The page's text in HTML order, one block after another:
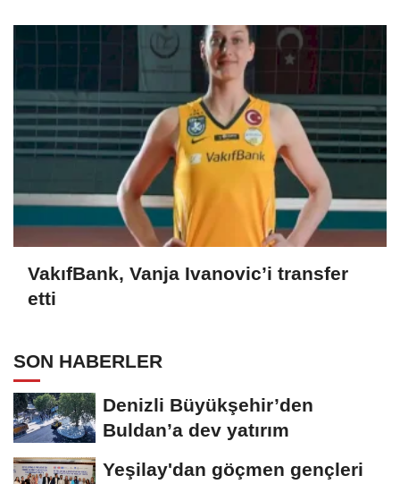
VakıfBank, Vanja Ivanovic’i transfer
etti
SON HABERLER
Denizli Büyükşehir’den
Buldan’a dev yatırım
Yeşilay'dan göçmen gençleri